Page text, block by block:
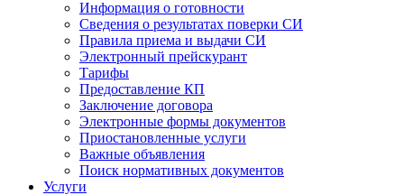
Информация о готовности
Сведения о результатах поверки СИ
Правила приема и выдачи СИ
Электронный прейскурант
Тарифы
Предоставление КП
Заключение договора
Электронные формы документов
Приостановленные услуги
Важные объявления
Поиск нормативных документов
Услуги